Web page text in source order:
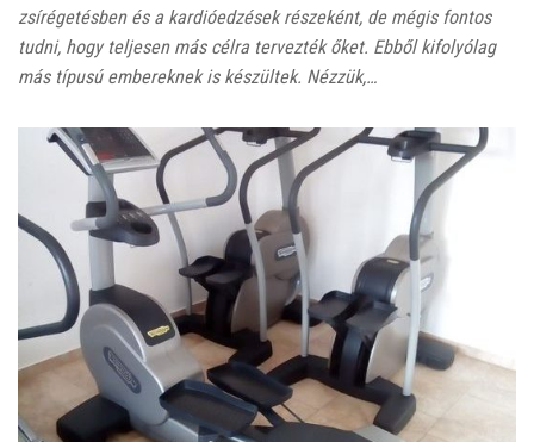
zsírégetésben és a kardióedzések részeként, de mégis fontos
tudni, hogy teljesen más célra tervezték őket. Ebből kifolyólag
más típusú embereknek is készültek. Nézzük,…